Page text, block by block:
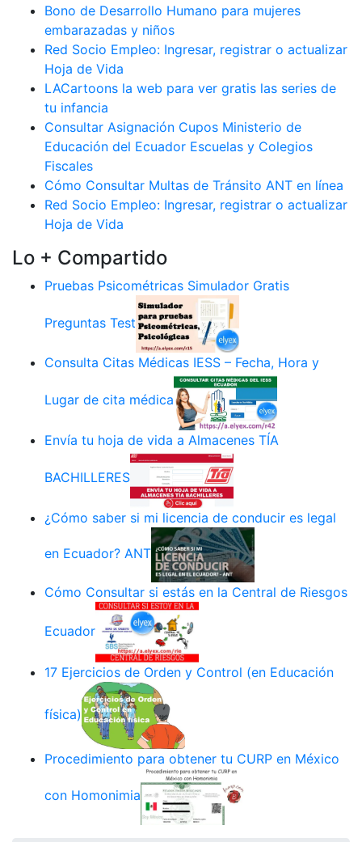
Bono de Desarrollo Humano para mujeres
embarazadas y niños
Red Socio Empleo: Ingresar, registrar o actualizar
Hoja de Vida
LACartoons la web para ver gratis las series de
tu infancia
Consultar Asignación Cupos Ministerio de
Educación del Ecuador Escuelas y Colegios
Fiscales
Cómo Consultar Multas de Tránsito ANT en línea
Red Socio Empleo: Ingresar, registrar o actualizar
Hoja de Vida
Lo + Compartido
Pruebas Psicométricas Simulador Gratis
Preguntas Test
Consulta Citas Médicas IESS – Fecha, Hora y
Lugar de cita médica
Envía tu hoja de vida a Almacenes TÍA
BACHILLERES
¿Cómo saber si mi licencia de conducir es legal
en Ecuador? ANT
Cómo Consultar si estás en la Central de Riesgos
Ecuador
17 Ejercicios de Orden y Control (en Educación
física)
Procedimiento para obtener tu CURP en México
con Homonimia